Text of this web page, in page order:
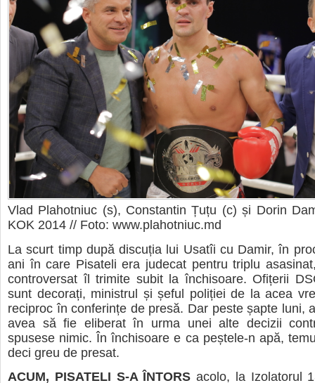
Vlad Plahotniuc (s), Constantin Țuțu (c) și Dorin
KOK 2014 // Foto: www.plahotniuc.md
La scurt timp după discuția lui Usatîi cu Damir, în
ani în care Pisateli era judecat pentru triplu
controversat îl trimite subit la închisoare. Ofițerii
sunt decorați, ministrul și șeful poliției de la acea
reciproc în conferințe de presă. Dar peste șapte luni,
avea să fie eliberat în urma unei alte decizii
spusese nimic. În închisoare e ca peștele-n apă,
deci greu de presat.
ACUM, PISATELI S-A ÎNTORS acolo, la Izolatorul